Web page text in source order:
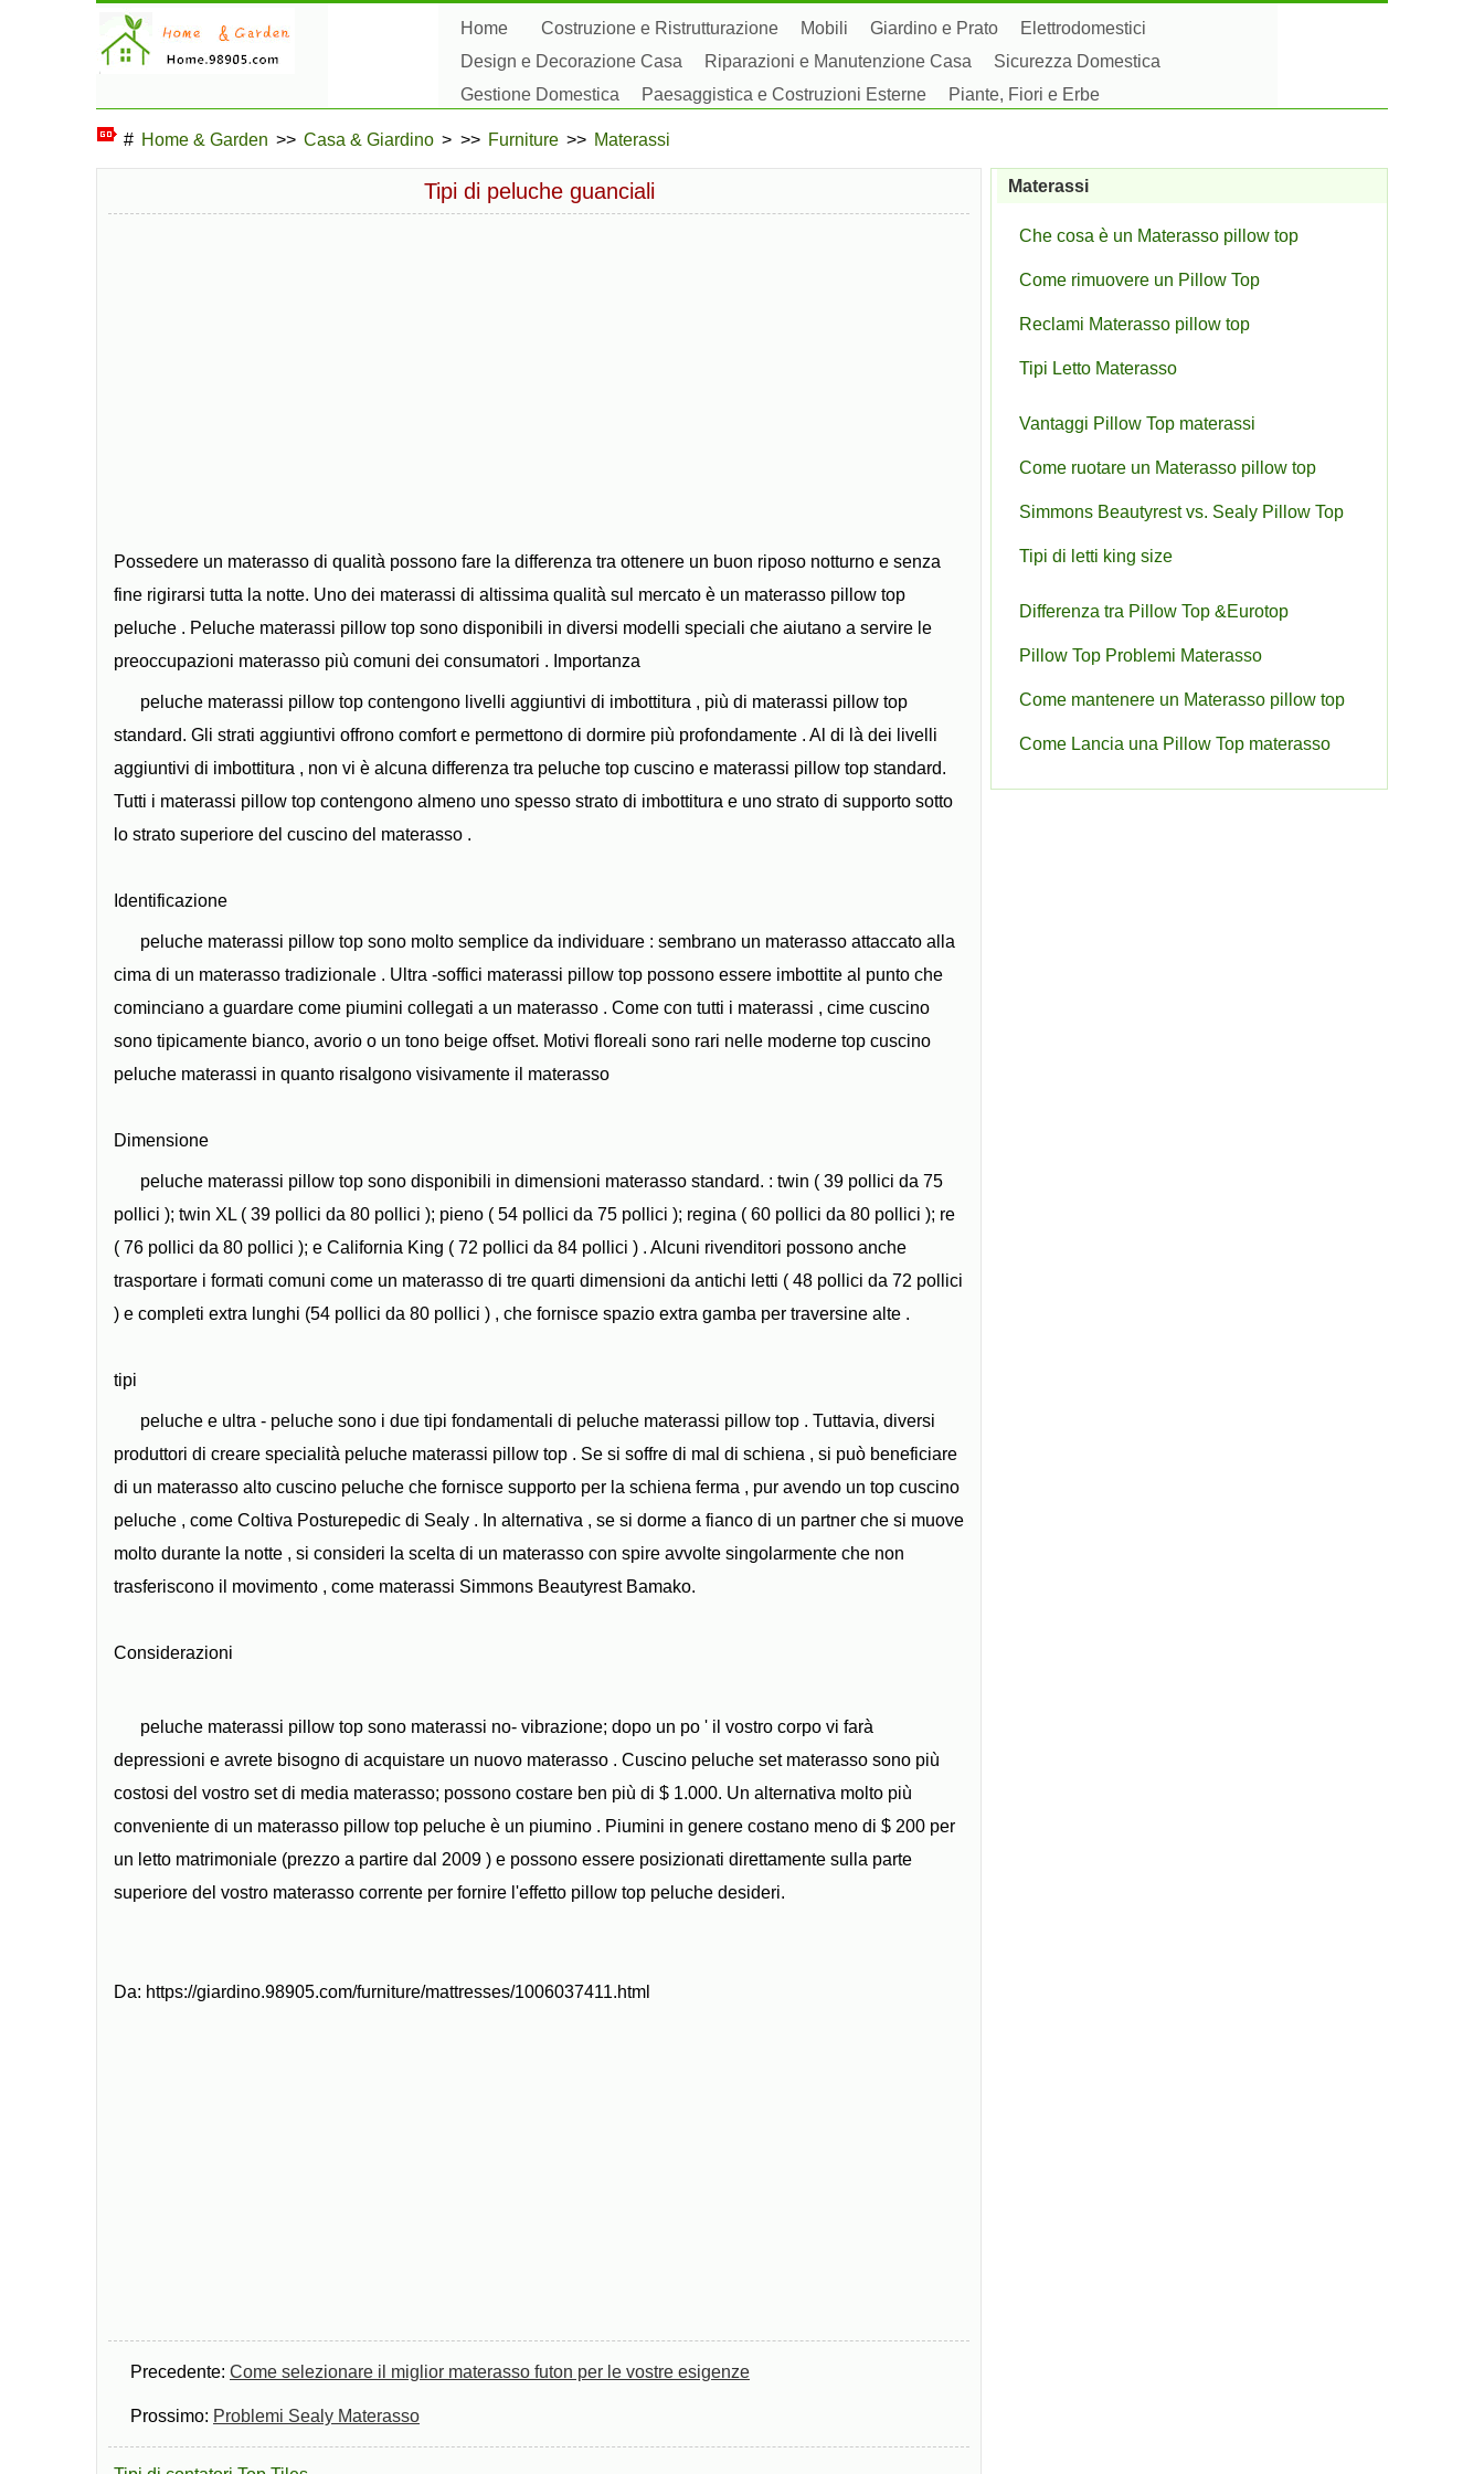
Home Costruzione e Ristrutturazione Mobili Giardino e Prato
Elettrodomestici
Design e Decorazione Casa
Riparazioni e Manutenzione Casa
Sicurezza Domestica
Gestione Domestica
Paesaggistica e Costruzioni Esterne
Piante, Fiori e Erbe
# Home & Garden >> Casa & Giardino > >> Furniture >> Materassi
Tipi di peluche guanciali
Possedere un materasso di qualità possono fare la differenza tra ottenere un buon riposo notturno e senza
fine rigirarsi tutta la notte. Uno dei materassi di altissima qualità sul mercato è un materasso pillow top
peluche . Peluche materassi pillow top sono disponibili in diversi modelli speciali che aiutano a servire le
preoccupazioni materasso più comuni dei consumatori . Importanza
peluche materassi pillow top contengono livelli aggiuntivi di imbottitura , più di materassi pillow top
standard. Gli strati aggiuntivi offrono comfort e permettono di dormire più profondamente . Al di là dei livelli
aggiuntivi di imbottitura , non vi è alcuna differenza tra peluche top cuscino e materassi pillow top standard.
Tutti i materassi pillow top contengono almeno uno spesso strato di imbottitura e uno strato di supporto sotto
lo strato superiore del cuscino del materasso .
Identificazione
peluche materassi pillow top sono molto semplice da individuare : sembrano un materasso attaccato alla
cima di un materasso tradizionale . Ultra -soffici materassi pillow top possono essere imbottite al punto che
cominciano a guardare come piumini collegati a un materasso . Come con tutti i materassi , cime cuscino
sono tipicamente bianco, avorio o un tono beige offset. Motivi floreali sono rari nelle moderne top cuscino
peluche materassi in quanto risalgono visivamente il materasso
Dimensione
peluche materassi pillow top sono disponibili in dimensioni materasso standard. : twin ( 39 pollici da 75
pollici ); twin XL ( 39 pollici da 80 pollici ); pieno ( 54 pollici da 75 pollici ); regina ( 60 pollici da 80 pollici ); re
( 76 pollici da 80 pollici ); e California King ( 72 pollici da 84 pollici ) . Alcuni rivenditori possono anche
trasportare i formati comuni come un materasso di tre quarti dimensioni da antichi letti ( 48 pollici da 72 pollici
) e completi extra lunghi (54 pollici da 80 pollici ) , che fornisce spazio extra gamba per traversine alte .
tipi
peluche e ultra - peluche sono i due tipi fondamentali di peluche materassi pillow top . Tuttavia, diversi
produttori di creare specialità peluche materassi pillow top . Se si soffre di mal di schiena , si può beneficiare
di un materasso alto cuscino peluche che fornisce supporto per la schiena ferma , pur avendo un top cuscino
peluche , come Coltiva Posturepedic di Sealy . In alternativa , se si dorme a fianco di un partner che si muove
molto durante la notte , si consideri la scelta di un materasso con spire avvolte singolarmente che non
trasferiscono il movimento , come materassi Simmons Beautyrest Bamako.
Considerazioni
peluche materassi pillow top sono materassi no- vibrazione; dopo un po ' il vostro corpo vi farà
depressioni e avrete bisogno di acquistare un nuovo materasso . Cuscino peluche set materasso sono più
costosi del vostro set di media materasso; possono costare ben più di $ 1.000. Un alternativa molto più
conveniente di un materasso pillow top peluche è un piumino . Piumini in genere costano meno di $ 200 per
un letto matrimoniale (prezzo a partire dal 2009 ) e possono essere posizionati direttamente sulla parte
superiore del vostro materasso corrente per fornire l'effetto pillow top peluche desideri.
Da: https://giardino.98905.com/furniture/mattresses/1006037411.html
Precedente: Come selezionare il miglior materasso futon per le vostre esigenze
Prossimo: Problemi Sealy Materasso
Materassi
Che cosa è un Materasso pillow top
Come rimuovere un Pillow Top
Reclami Materasso pillow top
Tipi Letto Materasso
Vantaggi Pillow Top materassi
Come ruotare un Materasso pillow top
Simmons Beautyrest vs. Sealy Pillow Top
Tipi di letti king size
Differenza tra Pillow Top &Eurotop
Pillow Top Problemi Materasso
Come mantenere un Materasso pillow top
Come Lancia una Pillow Top materasso